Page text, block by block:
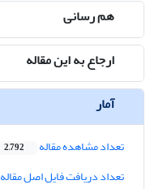
هم رسانی
ارجاع به این مقاله
آمار
تعداد مشاهده مقاله 2,792
تعداد دریافت فایل اصل مقاله